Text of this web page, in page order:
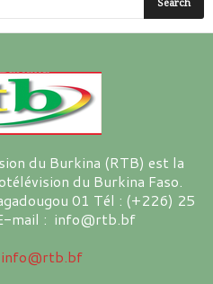
du Burkina (RTB) est la
du Burkina Faso.
01 Tél : (+226) 25
mail : info@rtb.bf
info@rtb.bf